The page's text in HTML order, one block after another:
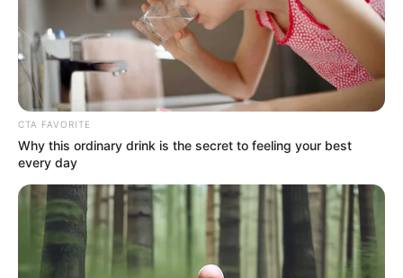
ΤΑΥΤΟΤΗΤΑ ΚΑΙ ΕΠΙΚΟΙΝΩΝΙΑ
CTA FAVORITE
Why this ordinary drink is the secret to feeling your best
every day